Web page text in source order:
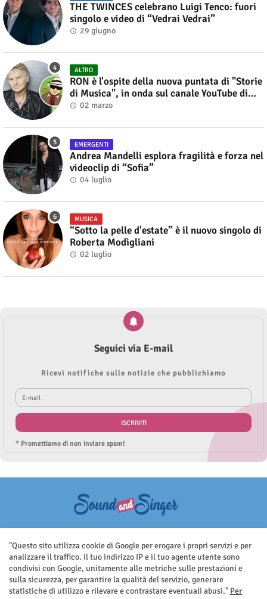
THE TWINCES celebrano Luigi Tenco: fuori
singolo e video di “Vedrai Vedrai”
29 giugno
ALTRO
RON è l'ospite della nuova puntata di "Storie
di Musica", in onda sul canale YouTube di
Alberto Salerno
02 marzo
EMERGENTI
Andrea Mandelli esplora fragilità e forza nel
videoclip di “Sofia”
04 luglio
MUSICA
“Sotto la pelle d'estate” è il nuovo singolo di
Roberta Modìgliani
02 luglio
Seguici via E-mail
Ricevi notifiche sulle notizie che pubblichiamo
* Promettiamo di non inviare spam!
aggiornato senza nessuna periodicità. Non può pertanto considerarsi
un prodotto editoriale ai sensi della legge n.62 del 7.03.2001
"Questo sito utilizza cookie di Google per erogare i propri servizi e per
analizzare il traffico. Il tuo indirizzo IP e il tuo agente utente sono
condivisi con Google, unitamente alle metriche sulle prestazioni e
sulla sicurezza, per garantire la qualità del servizio, generare
statistiche di utilizzo e rilevare e contrastare eventuali abusi." Per